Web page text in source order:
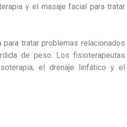
y el masaje facial para tratar
tratar problemas relacionados
de peso. Los fisioterapeutas
el drenaje linfático y el